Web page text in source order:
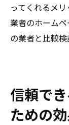
ってくれるメ
業者のホーム
の業者と比較検
信頼で
ための